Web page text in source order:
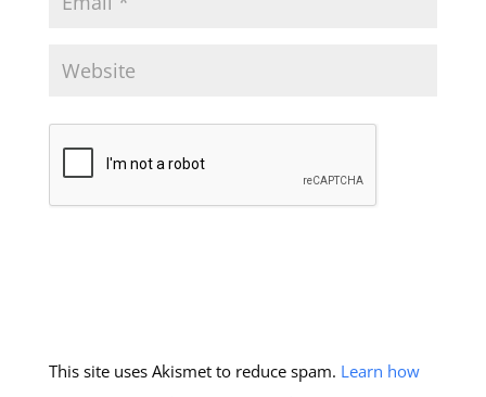
This site uses Akismet to reduce spam. Learn how